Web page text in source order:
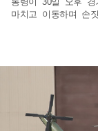
마치고 이동하며 손